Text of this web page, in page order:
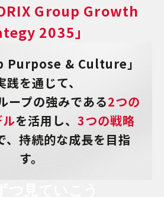
ORIX Group Growth
2035」
践を通じて、
ープの強みである2つの
を活用し、 3つの戦略
、持続的な成長を目指
す。